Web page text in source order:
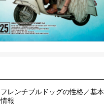
フレンチブルドッグの性格／基本
情報